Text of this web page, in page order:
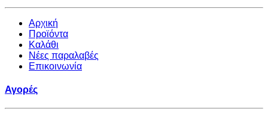
Αρχική
Προϊόντα
Καλάθι
Νέες παραλαβές
Επικοινωνία
Αγορές